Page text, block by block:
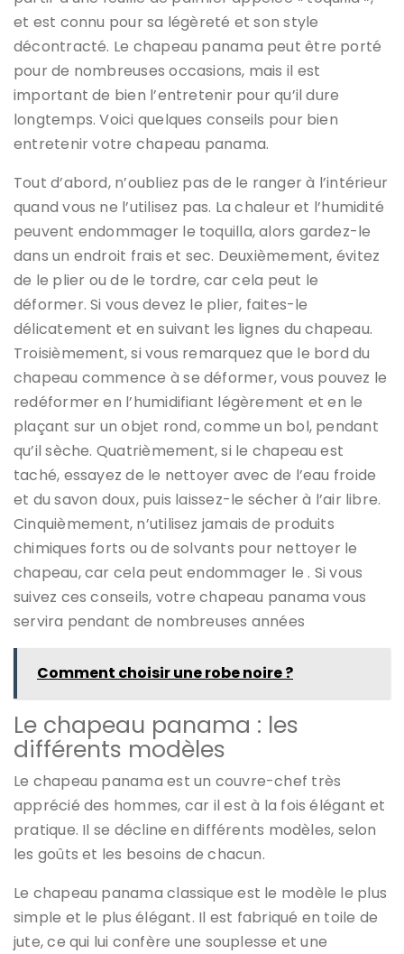
et est connu pour sa légèreté et son style
décontracté. Le chapeau panama peut être porté
pour de nombreuses occasions, mais il est
important de bien l’entretenir pour qu’il dure
longtemps. Voici quelques conseils pour bien
entretenir votre chapeau panama.
Tout d’abord, n’oubliez pas de le ranger à l’intérieur
quand vous ne l’utilisez pas. La chaleur et l’humidité
peuvent endommager le toquilla, alors gardez-le
dans un endroit frais et sec. Deuxièmement, évitez
de le plier ou de le tordre, car cela peut le
déformer. Si vous devez le plier, faites-le
délicatement et en suivant les lignes du chapeau.
Troisièmement, si vous remarquez que le bord du
chapeau commence à se déformer, vous pouvez le
redéformer en l’humidifiant légèrement et en le
plaçant sur un objet rond, comme un bol, pendant
qu’il sèche. Quatrièmement, si le chapeau est
taché, essayez de le nettoyer avec de l’eau froide
et du savon doux, puis laissez-le sécher à l’air libre.
Cinquièmement, n’utilisez jamais de produits
chimiques forts ou de solvants pour nettoyer le
chapeau, car cela peut endommager le . Si vous
suivez ces conseils, votre chapeau panama vous
servira pendant de nombreuses années
Comment choisir une robe noire ?
Le chapeau panama : les
différents modèles
Le chapeau panama est un couvre-chef très
apprécié des hommes, car il est à la fois élégant et
pratique. Il se décline en différents modèles, selon
les goûts et les besoins de chacun.
Le chapeau panama classique est le modèle le plus
simple et le plus élégant. Il est fabriqué en toile de
jute, ce qui lui confère une souplesse et une